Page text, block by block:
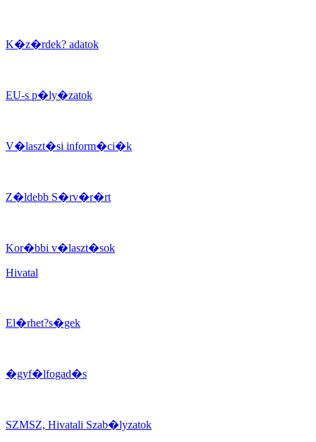
K�z�rdek? adatok
EU-s p�ly�zatok
V�laszt�si inform�ci�k
Z�ldebb S�rv�r�rt
Kor�bbi v�laszt�sok
Hivatal
El�rhet?s�gek
�gyf�lfogad�s
SZMSZ, Hivatali Szab�lyzatok